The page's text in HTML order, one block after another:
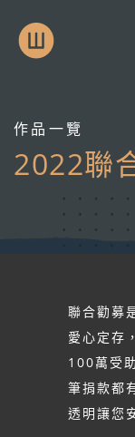
作品一覽
2022聯
聯合勸募
愛心定存
100萬受
筆捐款都
透明讓您